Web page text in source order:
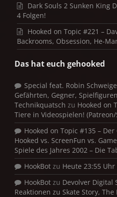
Dark Souls 2 Sunken King
4 Folgen!
Hooked on Topic #221 –
Backrooms, Obsession, He-
Das hat euch gehooked
Special feat. Robin
Gefährten, Gegner,
Technikquatsch zu Hooked on
Tiere in Videospielen! (Patreon/
Hooked on Topic #135 – Der
Hooked vs. ScreenFun vs.
Spiele des Jahres 2002 – Die
HookBot zu Heute 23:55 Uhr
HookBot zu Devolver Digital
Reaktionen zu Skate Story,